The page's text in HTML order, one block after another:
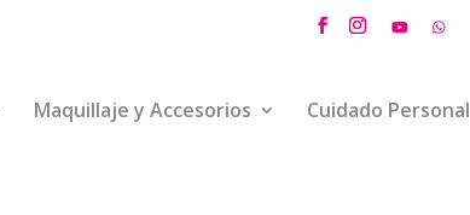
Maquillaje y Accesorios Cuidado Personal